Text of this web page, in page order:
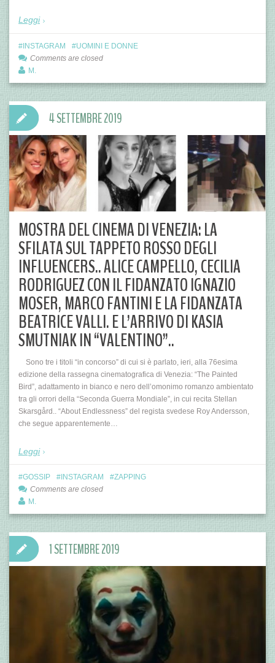
Leggi
INSTAGRAM
UOMINI E DONNE
Comments are closed
M.
MOSTRA DEL CINEMA DI VENEZIA: LA
SFILATA SUL TAPPETO ROSSO DEGLI
INFLUENCERS.. ALICE CAMPELLO, CECILIA
RODRIGUEZ CON IL FIDANZATO IGNAZIO
MOSER, MARCO FANTINI E LA FIDANZATA
BEATRICE VALLI. E L’ARRIVO DI KASIA
SMUTNIAK IN “VALENTINO”..
Sono tre i titoli “in concorso” di cui si è parlato, ieri, alla 76esima
edizione della rassegna cinematografica di Venezia: “The Painted
Bird”, adattamento in bianco e nero dell’omonimo romanzo ambientato
tra gli orrori della “Seconda Guerra Mondiale”, in cui recita Stellan
Skarsgård.. “About Endlessness” del regista svedese Roy Andersson,
che segue apparentemente…
Leggi
4 SETTEMBRE 2019
GOSSIP INSTAGRAM
ZAPPING
Comments are closed
M.
1 SETTEMBRE 2019